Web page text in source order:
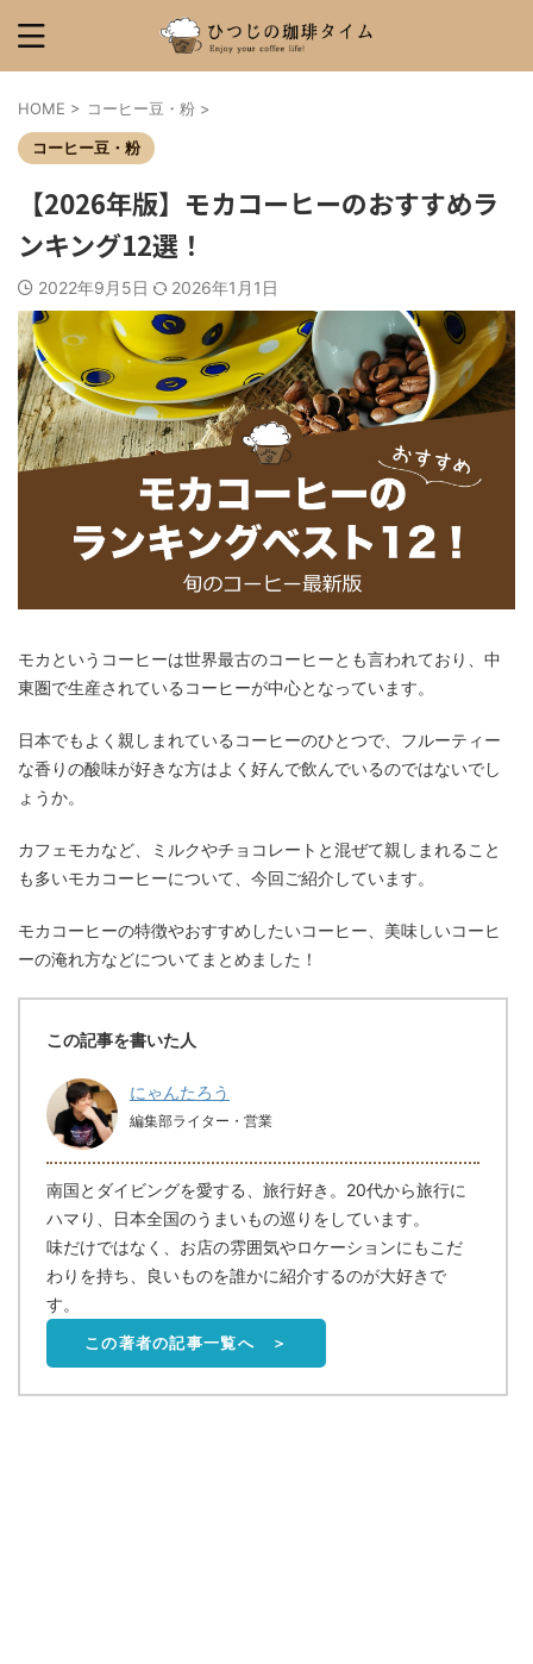
HOME > コーヒー豆・粉 >
コーヒー豆・粉
【2026年版】モカコーヒーのおすすめラ
ンキング12選！
2022年9月5日 2026年1月1日
モカというコーヒーは世界最古のコーヒーとも言われており、中
東圏で生産されているコーヒーが中心となっています。
日本でもよく親しまれているコーヒーのひとつで、フルーティー
な香りの酸味が好きな方はよく好んで飲んでいるのではないでし
ょうか。
カフェモカなど、ミルクやチョコレートと混ぜて親しまれること
も多いモカコーヒーについて、今回ご紹介しています。
モカコーヒーの特徴やおすすめしたいコーヒー、美味しいコーヒ
ーの淹れ方などについてまとめました！
この記事を書いた人
にゃんたろう
編集部ライター・営業
南国とダイビングを愛する、旅行好き。20代から旅行に
ハマり、日本全国のうまいもの巡りをしています。
味だけではなく、お店の雰囲気やロケーションにもこだ
わりを持ち、良いものを誰かに紹介するのが大好きで
す。
この著者の記事一覧へ ＞